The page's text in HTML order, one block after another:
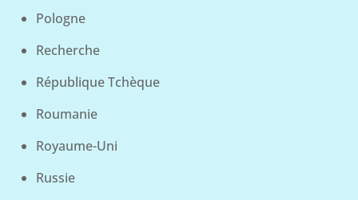
Pologne
Recherche
République Tchèque
Roumanie
Royaume-Uni
Russie